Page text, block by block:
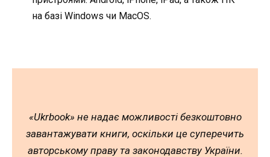
на базі Windows чи MacOS.
«Ukrbook» не надає можливості безкоштовно
завантажувати книги, оскільки це суперечить
авторському праву та законодавству України.